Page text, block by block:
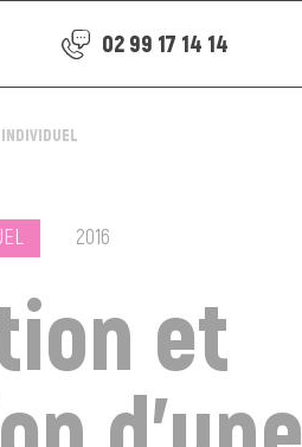
02 99 17 14 14
2016
et